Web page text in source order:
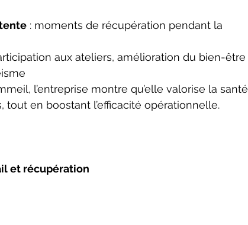
: moments de récupération pendant la
aux ateliers, amélioration du bien-être
l’entreprise montre qu’elle valorise la santé
en boostant l’efficacité opérationnelle.
et récupération